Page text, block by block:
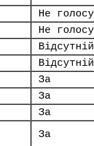
Не
Не
Відсутній
Відсутній
За
За
За
За